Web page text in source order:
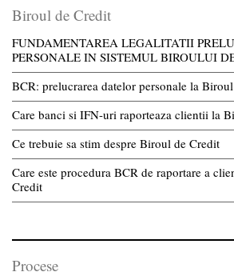
Biroul de Credit
FUNDAMENTAREA LEGALITATII
PERSONALE IN SISTEMUL BIROULUI
BCR: prelucrarea datelor personale la
Care banci si IFN-uri raporteaza clientii la
Ce trebuie sa stim despre Biroul de Credit
Care este procedura BCR de raportare a
Credit
Procese